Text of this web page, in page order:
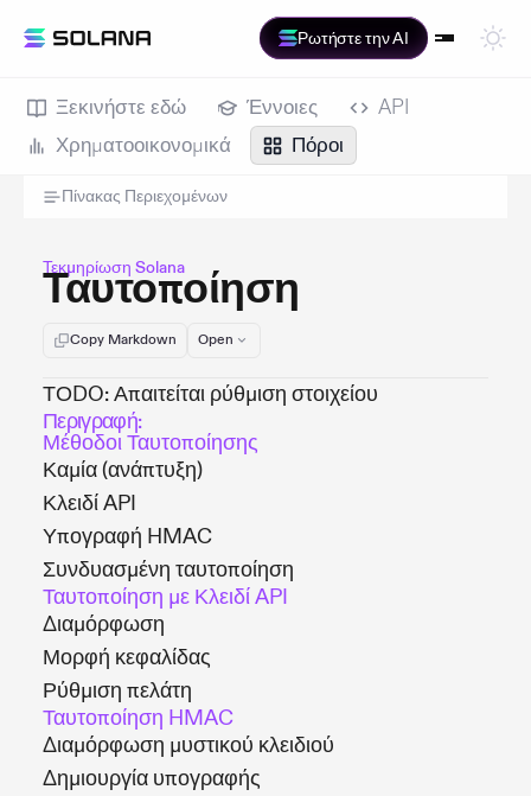
Ρωτήστε την AI
Ξεκινήστε εδώ Έννοιες
API
Χρηματοοικονομικά
Πόροι
Πίνακας Περιεχομένων
Τεκμηρίωση Solana
Ταυτοποίηση
Copy Markdown Open
ΤΟDO: Απαιτείται ρύθμιση στοιχείου
Περιγραφή:
Μέθοδοι Ταυτοποίησης
Καμία (ανάπτυξη)
Κλειδί API
Υπογραφή HMAC
Συνδυασμένη ταυτοποίηση
Ταυτοποίηση με Κλειδί API
Διαμόρφωση
Μορφή κεφαλίδας
Ρύθμιση πελάτη
Ταυτοποίηση HMAC
Διαμόρφωση μυστικού κλειδιού
Δημιουργία υπογραφής